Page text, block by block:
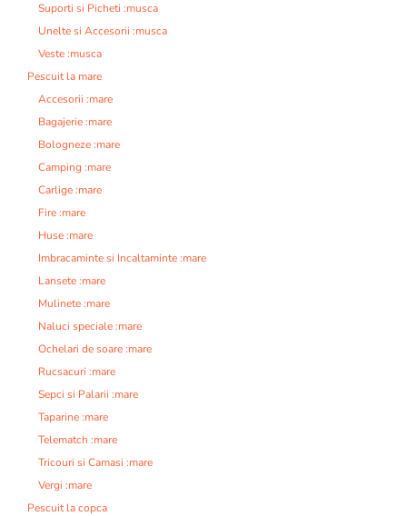
Suporti si Picheti :musca
Unelte si Accesorii :musca
Veste :musca
Pescuit la mare
Accesorii :mare
Bagajerie :mare
Bologneze :mare
Camping :mare
Carlige :mare
Fire :mare
Huse :mare
Imbracaminte si Incaltaminte :mare
Lansete :mare
Mulinete :mare
Naluci speciale :mare
Ochelari de soare :mare
Rucsacuri :mare
Sepci si Palarii :mare
Taparine :mare
Telematch :mare
Tricouri si Camasi :mare
Vergi :mare
Pescuit la copca